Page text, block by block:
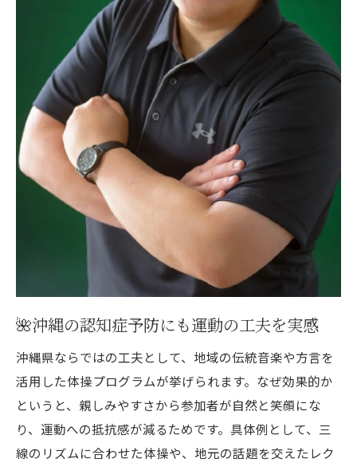
🌺沖縄の認知症予防にも運動の工夫を実感
沖縄県ならではの工夫として、地域の伝統音楽や方言を
活用した体操プログラムが挙げられます。なぜ効果的か
というと、親しみやすさから参加者が自然と笑顔にな
り、運動への抵抗感が減るためです。具体例として、三
線のリズムに合わせた体操や、地元の話題を交えたレク